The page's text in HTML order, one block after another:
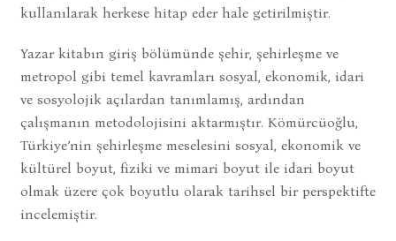
kullanılarak herkese hitap eder hale getirilmiştir.
Yazar kitabın giriş bölümünde şehir, şehirleşme ve
metropol gibi temel kavramları sosyal, ekonomik, idari
ve sosyolojik açılardan tanımlamış, ardından
çalışmanın metodolojisini aktarmıştır. Kömürcüoğlu,
Türkiye’nin şehirleşme meselesini sosyal, ekonomik ve
kültürel boyut, fiziki ve mimari boyut ile idari boyut
olmak üzere çok boyutlu olarak tarihsel bir perspektifte
incelemiştir.